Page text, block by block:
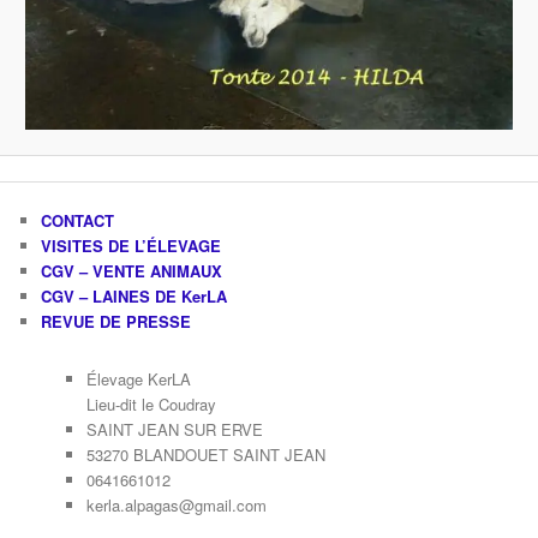
CONTACT
VISITES DE L’ÉLEVAGE
CGV – VENTE ANIMAUX
CGV – LAINES DE KerLA
REVUE DE PRESSE
Élevage KerLA
Lieu-dit le Coudray
SAINT JEAN SUR ERVE
53270 BLANDOUET SAINT JEAN
0641661012
kerla.alpagas@gmail.com